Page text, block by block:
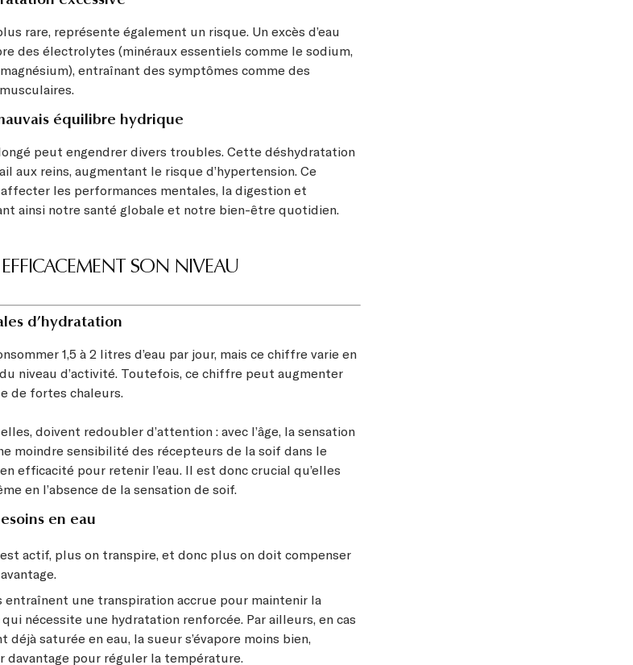
rare, représente également un risque. Un excès d’eau
des électrolytes (minéraux essentiels comme le sodium,
entraînant des symptômes comme des
équilibre hydrique
peut engendrer divers troubles. Cette déshydratation
aux reins, augmentant le risque d’hypertension. Ce
les performances mentales, la digestion et
ainsi notre santé globale et notre bien-être quotidien.
SON NIVEAU
d’hydratation
1,5 à 2 litres d’eau par jour, mais ce chiffre varie en
niveau d’activité. Toutefois, ce chiffre peut augmenter
de fortes chaleurs.
doivent redoubler d’attention : avec l’âge, la sensation
moindre sensibilité des récepteurs de la soif dans le
efficacité pour retenir l’eau. Il est donc crucial qu’elles
en l’absence de la sensation de soif.
en eau
actif, plus on transpire, et donc plus on doit compenser
entraînent une transpiration accrue pour maintenir la
nécessite une hydratation renforcée. Par ailleurs, en cas
déjà saturée en eau, la sueur s’évapore moins bien,
davantage pour réguler la température.